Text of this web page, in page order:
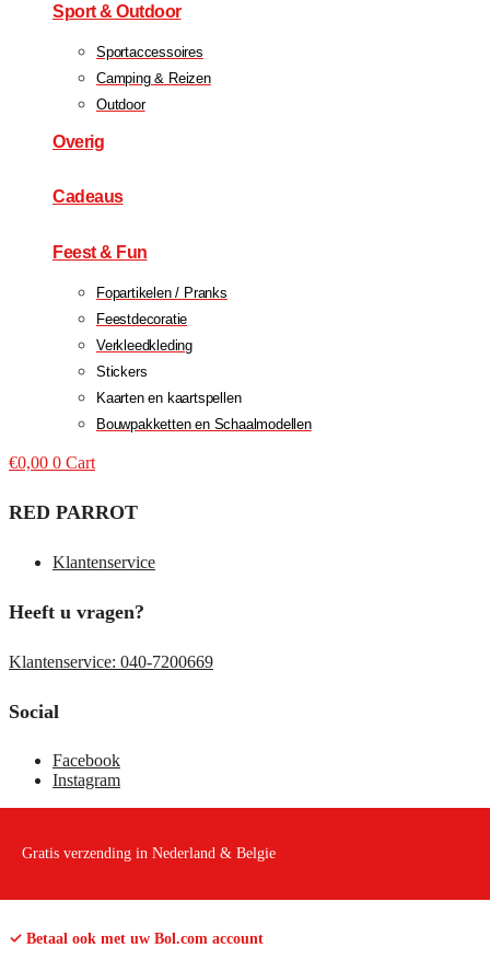
Sport & Outdoor
Sportaccessoires
Camping & Reizen
Outdoor
Overig
Cadeaus
Feest & Fun
Fopartikelen / Pranks
Feestdecoratie
Verkleedkleding
Stickers
Kaarten en kaartspellen
Bouwpakketten en Schaalmodellen
€0,00 0 Cart
RED PARROT
Klantenservice
Heeft u vragen?
Klantenservice: 040-7200669
Social
Facebook
Instagram
Gratis verzending in Nederland & Belgie
✓ Betaal ook met uw Bol.com account